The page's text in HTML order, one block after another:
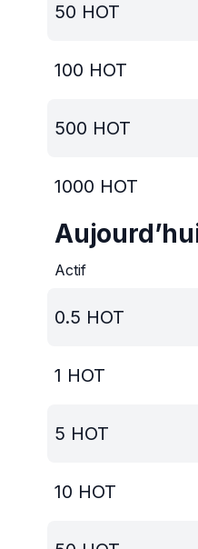
50 HOT
100 HOT
500 HOT
1000 HOT
Actif
0.5 HOT
1 HOT
5 HOT
10 HOT